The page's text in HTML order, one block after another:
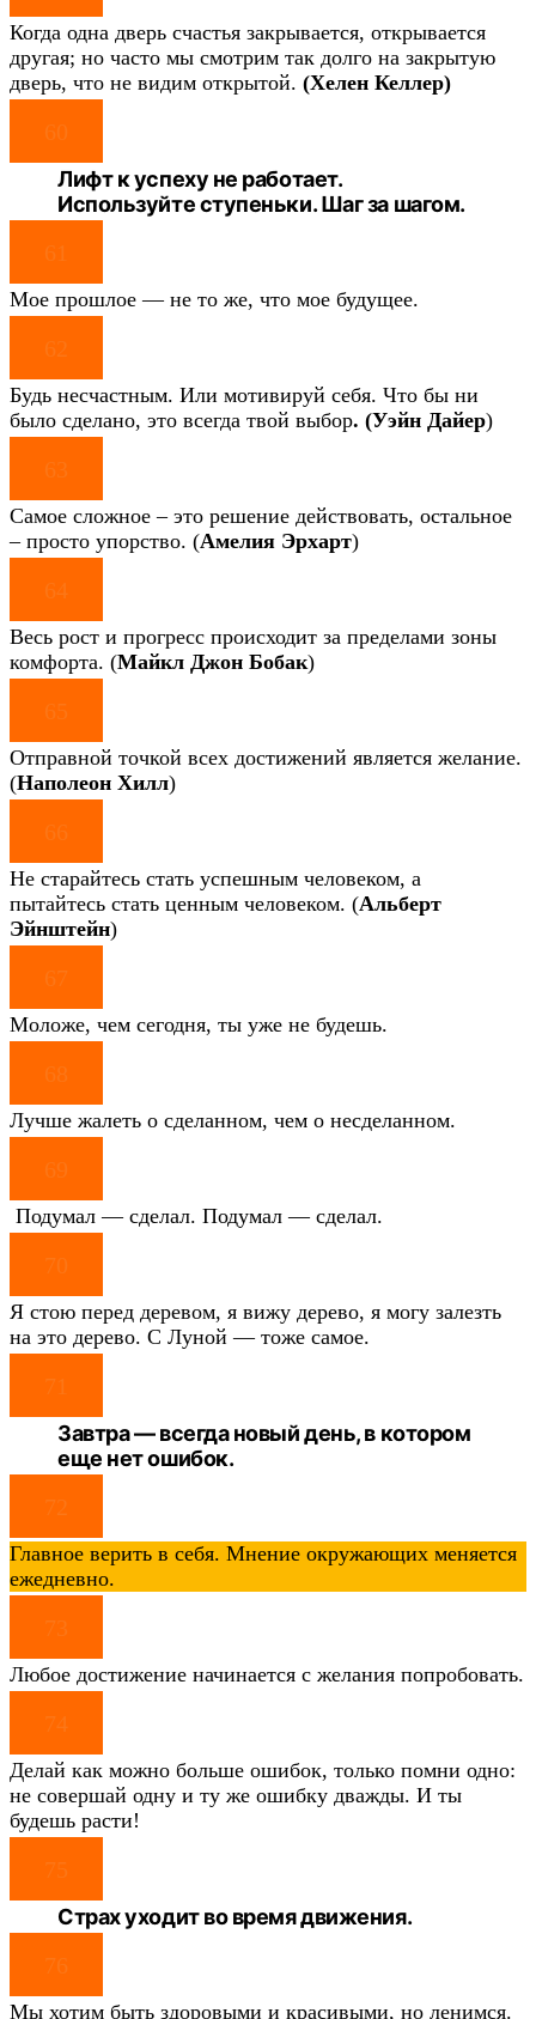
Когда одна дверь счастья закрывается, открывается
другая; но часто мы смотрим так долго на закрытую
дверь, что не видим открытой. (Хелен Келлер)
60
Лифт к успеху не работает.
Используйте ступеньки. Шаг за шагом.
61
Мое прошлое — не то же, что мое будущее.
62
Будь несчастным. Или мотивируй себя. Что бы ни
было сделано, это всегда твой выбор. (Уэйн Дайер)
63
Самое сложное – это решение действовать, остальное
– просто упорство. (Амелия Эрхарт)
64
Весь рост и прогресс происходит за пределами зоны
комфорта. (Майкл Джон Бобак)
65
Отправной точкой всех достижений является желание.
(Наполеон Хилл)
66
Не старайтесь стать успешным человеком, а
пытайтесь стать ценным человеком. (Альберт
Эйнштейн)
67
Моложе, чем сегодня, ты уже не будешь.
68
Лучше жалеть о сделанном, чем о несделанном.
69
Подумал — сделал. Подумал — сделал.
70
Я стою перед деревом, я вижу дерево, я могу залезть
на это дерево. С Луной — тоже самое.
71
Завтра — всегда новый день, в котором
еще нет ошибок.
72
Главное верить в себя. Мнение окружающих меняется
ежедневно.
73
Любое достижение начинается с желания попробовать.
74
Делай как можно больше ошибок, только помни одно:
не совершай одну и ту же ошибку дважды. И ты
будешь расти!
75
Страх уходит во время движения.
76
Мы хотим быть здоровыми и красивыми, но ленимся.